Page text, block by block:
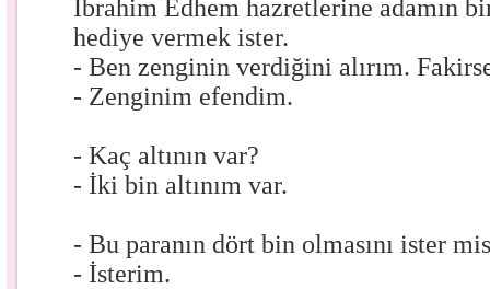
İbrahim Edhem hazretlerine adamın
hediye vermek ister.
- Ben zenginin verdiğini alırım.
- Zenginim efendim.
- Kaç altının var?
- İki bin altınım var.
- Bu paranın dört bin olmasını ister
- İsterim.